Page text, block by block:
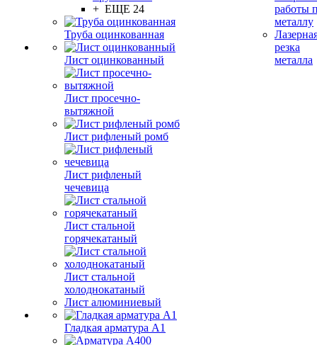
+ ЕЩЕ 24
Труба оцинкованная
Лист оцинкованный
Лист просечно-
вытяжной
Лист рифленый ромб
Лист рифленый
чечевица
Лист стальной
горячекатаный
Лист стальной
холоднокатаный
Лист алюминиевый
Гладкая арматура А1
работы
металлу
резка
металла